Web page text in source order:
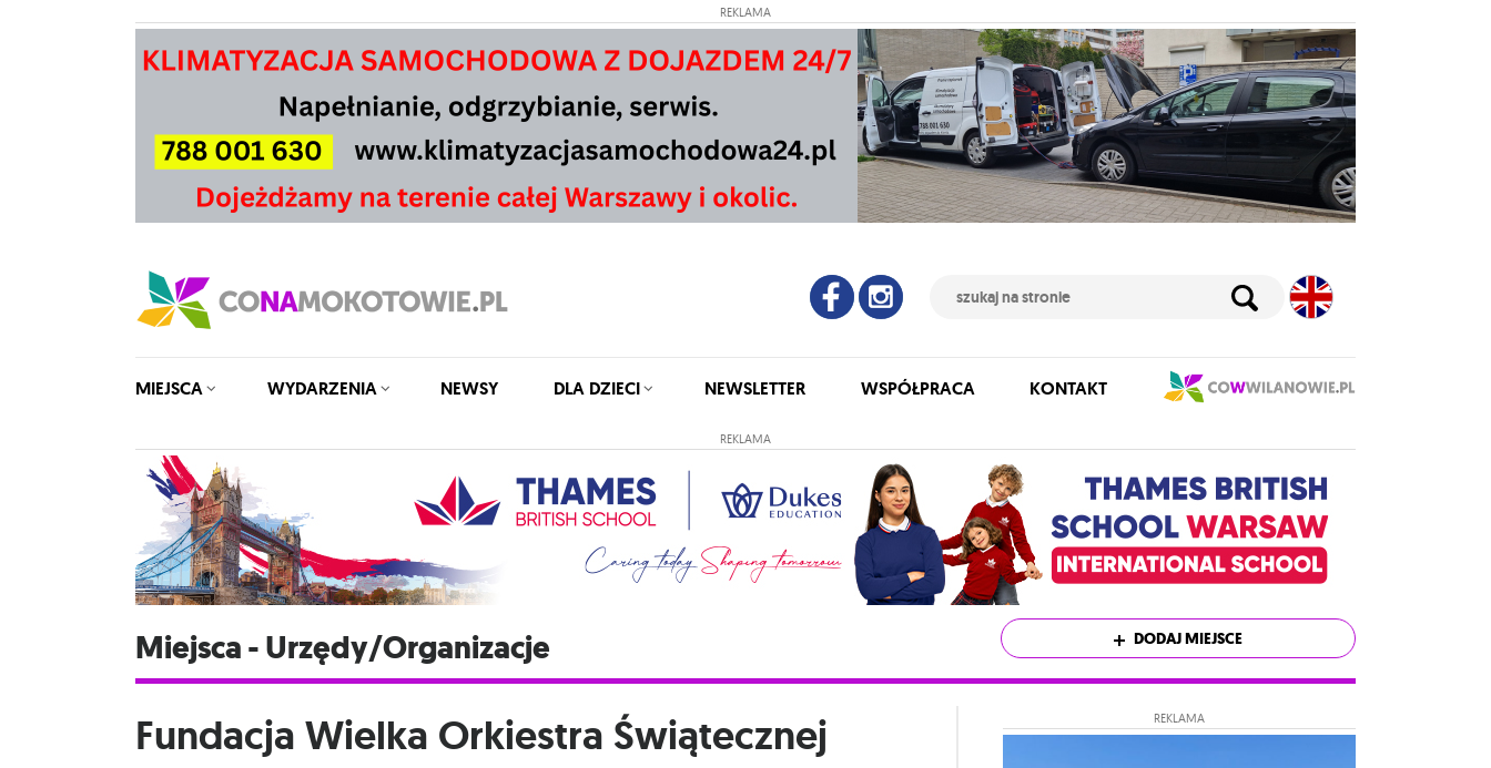
REKLAMA
MIEJSCA WYDARZENIA NEWSY DLA DZIECI NEWSLETTER WSPÓŁPRACA KONTAKT
REKLAMA
Miejsca - Urzędy/Organizacje DODAJ MIEJSCE
Fundacja Wielka Orkiestra Świątecznej
REKLAMA